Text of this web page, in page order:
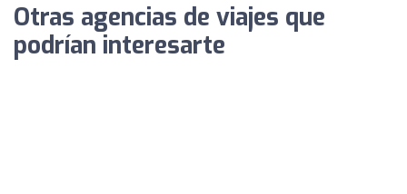
Otras agencias de viajes que
podrían interesarte